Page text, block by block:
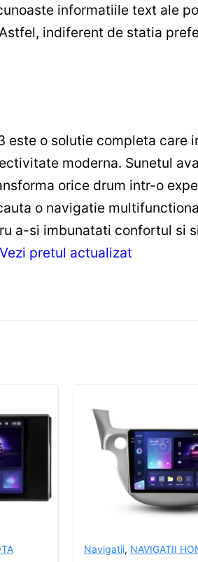
informatiile text ale
indiferent de statia
este o solutie completa care
moderna. Sunetul
orice drum intr-o
o navigatie
a-si imbunatati confortul si
Vezi pretul actualizat
Navigatii, NAVIGATII